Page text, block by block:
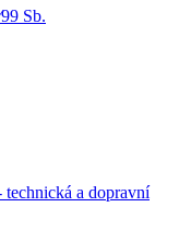
Sb.
a dopravní